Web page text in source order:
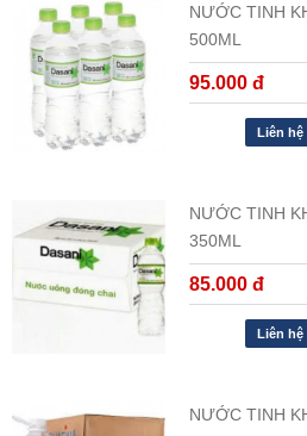
NƯỚC TINH
500ML
95.000 đ
Liên
NƯỚC TINH
350ML
85.000 đ
Liên
NƯỚC TINH